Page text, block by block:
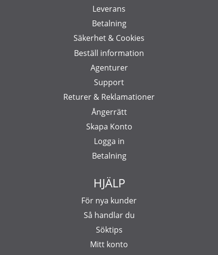
Leverans
Betalning
Säkerhet & Cookies
Beställ information
Agenturer
Support
Returer & Reklamationer
Ångerrätt
Skapa Konto
Logga in
Betalning
HJÄLP
För nya kunder
Så handlar du
Söktips
Mitt konto